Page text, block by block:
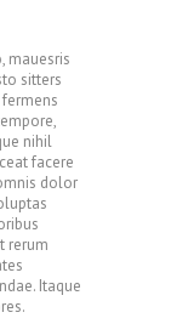
mauesris
sitters
nihil
facere
dolor
rerum
Itaque